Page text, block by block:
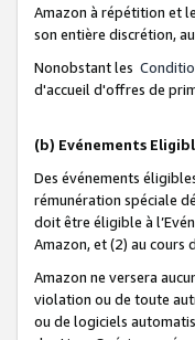
Amazon à répétition et
son entière discrétion,
Nonobstant les
d'accueil d'offres de
(b) Evénements
Des événements
rémunération spéciale
doit être éligible à
Amazon, et (2) au cours
Amazon ne versera
violation ou de toute
ou de logiciels